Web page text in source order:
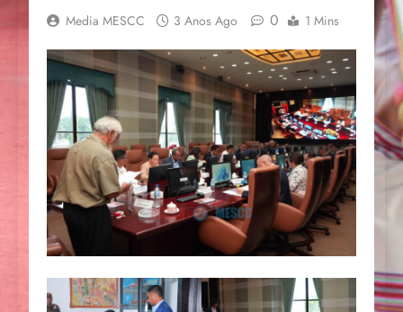
Media MESCC 3 Anos Ago 0 1 Mins